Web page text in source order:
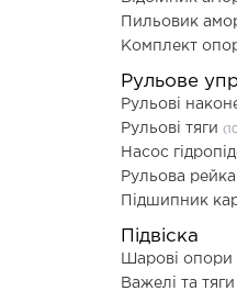
Пильовик
Комплект
Рульове
Рульові
Рульові тяги
Насос
Рульова
Підшипник
Підвіска
Шарові опори
Важелі та тяги